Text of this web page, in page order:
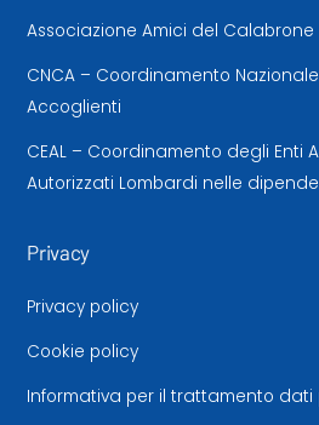
Associazione Amici del Calabrone
CNCA – Coordinamento
Accoglienti
CEAL – Coordinamento degli Enti
Autorizzati Lombardi nelle
Privacy
Privacy policy
Cookie policy
Informativa per il trattamento dati